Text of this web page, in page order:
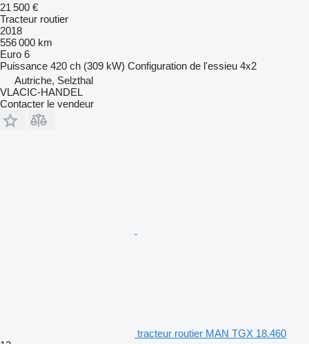
21 500 €
Tracteur routier
2018
556 000 km
Euro 6
Puissance 420 ch (309 kW) Configuration de l'essieu 4x2
Autriche, Selzthal
VLACIC-HANDEL
Contacter le vendeur
tracteur routier MAN TGX 18.460